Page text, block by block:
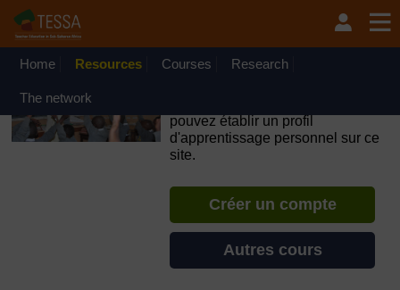
Passer au contenu principal
OpenLearn Create will be unavailable on Wednesday 12
August 2026 from 8am to 10.30am (GMT) due to routine
Home Resources Courses Research
The network
pouvez établir un profil
d'apprentissage personnel sur ce
site.
Créer un compte
Autres cours